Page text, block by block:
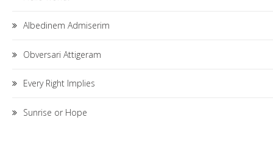
Albedinem Admiserim
Obversari Attigeram
Every Right Implies
Sunrise or Hope